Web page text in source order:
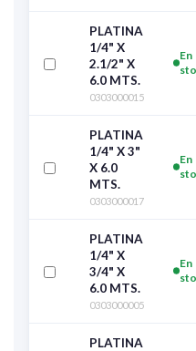
PLATINA
1/4" X
2.1/2" X
6.0 MTS.
0303000015
En
PLATINA
1/4" X 3"
X 6.0
MTS.
0303000017
En
PLATINA
1/4" X
3/4" X
6.0 MTS.
0303000005
En
PLATINA